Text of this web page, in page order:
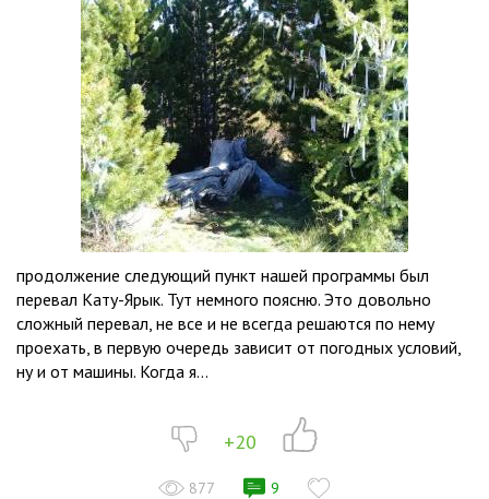
продолжение следующий пункт нашей программы был
перевал Кату-Ярык. Тут немного поясню. Это довольно
сложный перевал, не все и не всегда решаются по нему
проехать, в первую очередь зависит от погодных условий,
ну и от машины. Когда я...
+20
877 9